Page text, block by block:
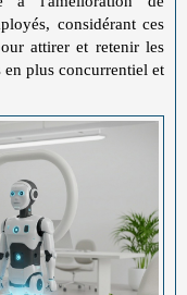
considérant ces
attirer et retenir les
plus concurrentiel et